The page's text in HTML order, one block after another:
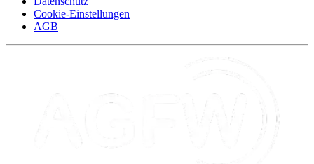
Cookie-Einstellungen
AGB